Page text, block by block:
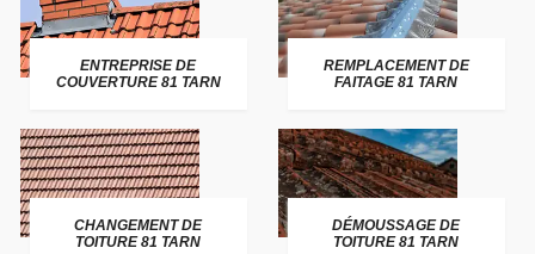
ENTREPRISE DE
COUVERTURE 81 TARN
REMPLACEMENT DE
FAITAGE 81 TARN
CHANGEMENT DE
TOITURE 81 TARN
DÉMOUSSAGE DE
TOITURE 81 TARN